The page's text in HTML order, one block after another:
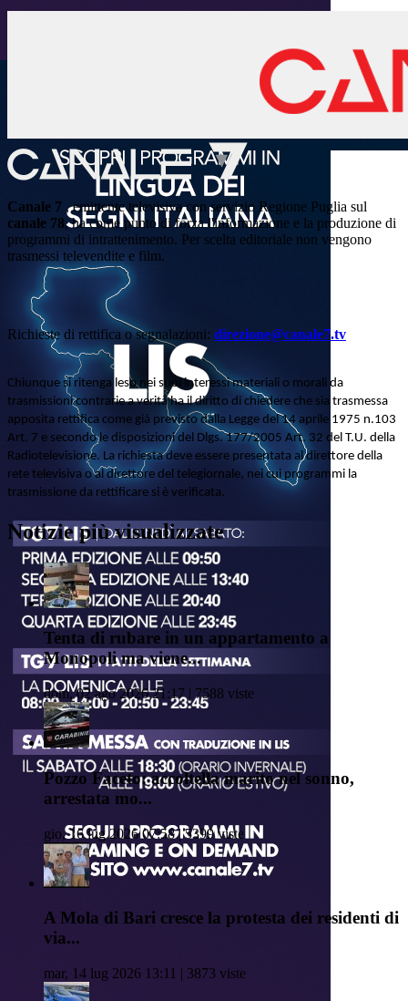
Canale 7 , emittente televisiva con servizio Regione Puglia sul
canale 78, ha come punto di forza l'informazione e la produzione di
programmi di intrattenimento. Per scelta editoriale non vengono
trasmessi televendite e film.
Richieste di rettifica o segnalazioni: direzione@canale7.tv
Chiunque si ritenga leso nei suoi interessi materiali o morali da
trasmissioni contrarie a verità ha il diritto di chiedere che sia trasmessa
apposita rettifica come già previsto dalla Legge del 14 aprile 1975 n.103
Art. 7 e secondo le disposizioni del Dlgs. 177/2005 Art. 32 del T.U. della
Radiotelevisione. La richiesta deve essere presentata al direttore della
rete televisiva o al direttore del telegiornale, nei cui programmi la
trasmissione da rettificare si è verificata.
Notizie più visualizzate
Tenta di rubare in un appartamento a
Monopoli ma viene...
dom, 02 ago 2026 21:17 | 7588 viste
Pozzo Faceto: accoltella marito nel sonno,
arrestata mo...
gio, 16 lug 2026 07:58 | 5399 viste
A Mola di Bari cresce la protesta dei residenti di
via...
mar, 14 lug 2026 13:11 | 3873 viste